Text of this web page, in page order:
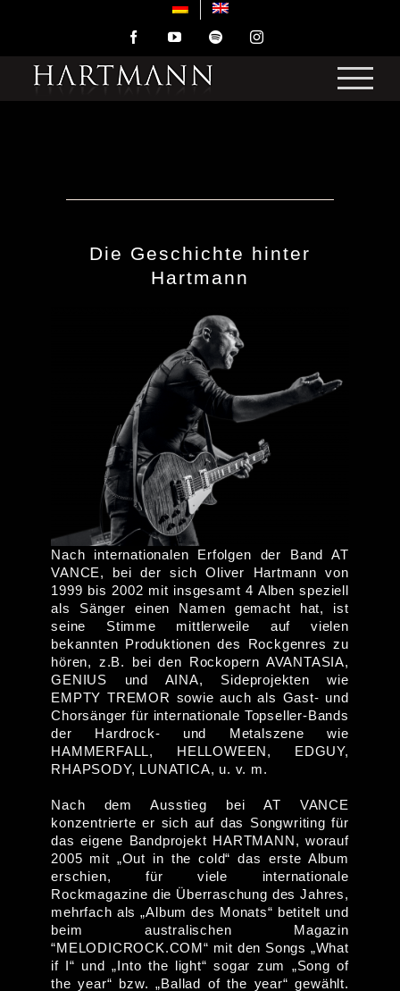
FacebookYouTubeSpotifyInstagram
Die Geschichte hinter
Hartmann
Nach internationalen Erfolgen der Band AT
VANCE, bei der sich Oliver Hartmann von
1999 bis 2002 mit insgesamt 4 Alben speziell
als Sänger einen Namen gemacht hat, ist
seine Stimme mittlerweile auf vielen
bekannten Produktionen des Rockgenres zu
hören, z.B. bei den Rockopern AVANTASIA,
GENIUS und AINA, Sideprojekten wie
EMPTY TREMOR sowie auch als Gast- und
Chorsänger für internationale Topseller-Bands
der Hardrock- und Metalszene wie
HAMMERFALL, HELLOWEEN, EDGUY,
RHAPSODY, LUNATICA, u. v. m.
Nach dem Ausstieg bei AT VANCE
konzentrierte er sich auf das Songwriting für
das eigene Bandprojekt HARTMANN, worauf
2005 mit „Out in the cold“ das erste Album
erschien, für viele internationale
Rockmagazine die Überraschung des Jahres,
mehrfach als „Album des Monats“ betitelt und
beim australischen Magazin
“MELODICROCK.COM“ mit den Songs „What
if I“ und „Into the light“ sogar zum „Song of
the year“ bzw. „Ballad of the year“ gewählt.